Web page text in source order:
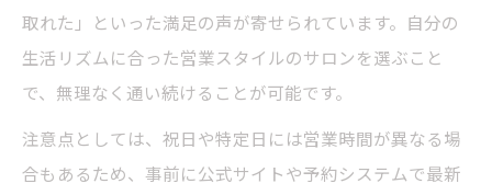
取れた」といった満足の声が寄せられています。自分の
生活リズムに合った営業スタイルのサロンを選ぶこと
で、無理なく通い続けることが可能です。
注意点としては、祝日や特定日には営業時間が異なる場
合もあるため、事前に公式サイトや予約システムで最新